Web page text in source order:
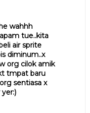
wahhh
tue..kita
air sprite
diminum..x
org cilok amik
tmpat baru
sentiasa x